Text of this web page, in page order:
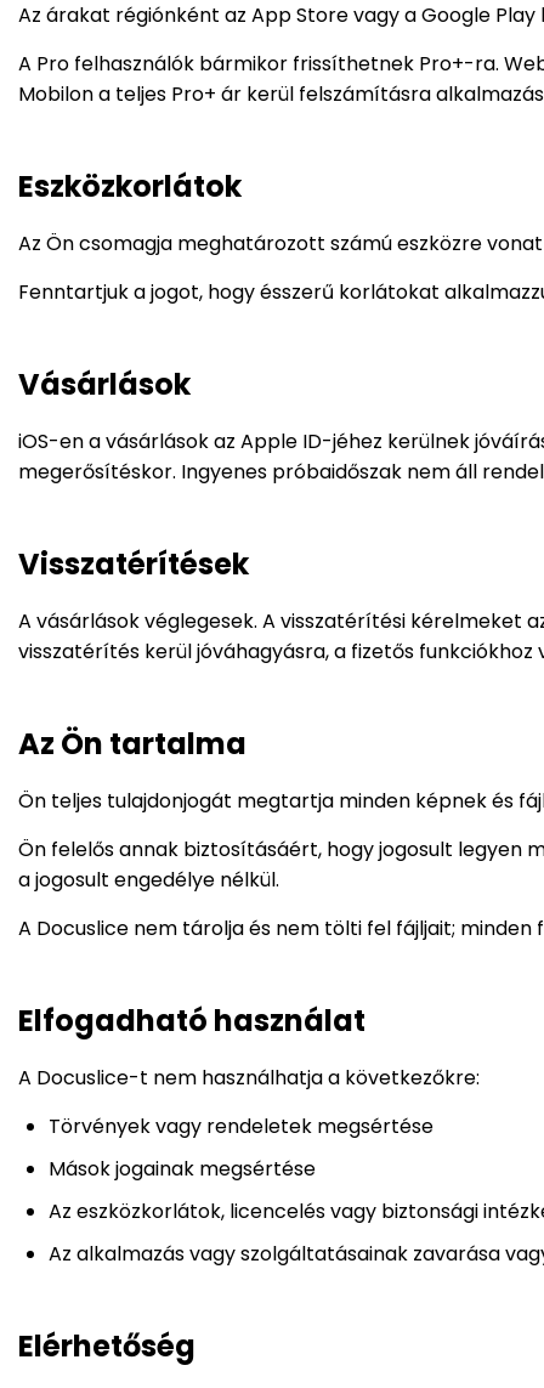
Az árakat régiónként az App Store vagy a Google
A Pro felhasználók bármikor frissíthetnek Pro+-ra.
Mobilon a teljes Pro+ ár kerül felszámításra
Eszközkorlátok
Az Ön csomagja meghatározott számú eszközre
Fenntartjuk a jogot, hogy ésszerű korlátokat
Vásárlások
iOS-en a vásárlások az Apple ID-jéhez kerülnek
megerősítéskor. Ingyenes próbaidőszak nem áll
Visszatérítések
A vásárlások véglegesek. A visszatérítési kérelmeket
visszatérítés kerül jóváhagyásra, a fizetős
Az Ön tartalma
Ön teljes tulajdonjogát megtartja minden képnek és
Ön felelős annak biztosításáért, hogy jogosult legyen
a jogosult engedélye nélkül.
A Docuslice nem tárolja és nem tölti fel fájljait; minden
Elfogadható használat
A Docuslice-t nem használhatja a következőkre:
Törvények vagy rendeletek megsértése
Mások jogainak megsértése
Az eszközkorlátok, licencelés vagy biztonsági
Az alkalmazás vagy szolgáltatásainak zavarása
Elérhetőség